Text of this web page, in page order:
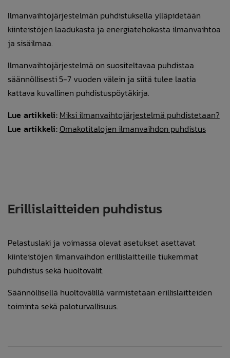
Ilmanvaihtojärjestelmän puhdistuksella ylläpidetään
kiinteistöjen laadukasta ja energiatehokasta ilmanvaihtoa
ja sisäilmaa.
Ilmanvaihtojärjestelmä on suositeltavaa puhdistaa
säännöllisesti 5-7 vuoden välein ja siitä tulee laatia
kattava kuvallinen puhdistuspöytäkirja.
Lue artikkeli: Miksi ilmanvaihtojärjestelmä puhdistetaan?
Lue artikkeli:Omakotitalojen ilmanvaihdon puhdistus
Erillislaitteiden puhdistus
Pelastuslaki ja voimassa olevat asetukset asettavat
kiinteistöjen ilmanvaihdon erillislaitteille tiukemmat
puhdistus sekä huoltovälit.
Säännöllisellä huoltovälillä varmistetaan erillislaitteiden
toiminta sekä paloturvallisuus.